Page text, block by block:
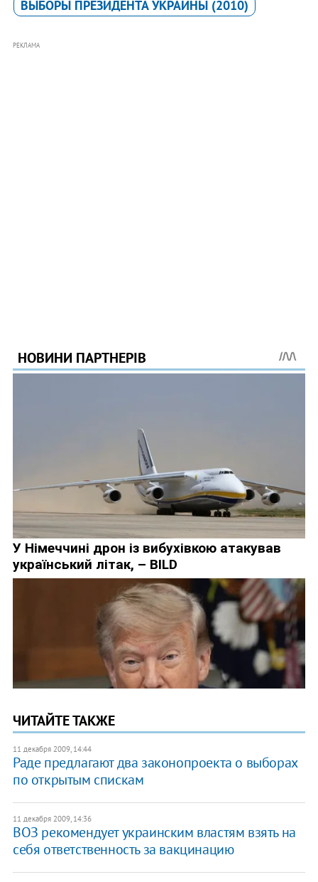
ВЫБОРЫ ПРЕЗИДЕНТА УКРАИНЫ (2010)
РЕКЛАМА
ЧИТАЙТЕ ТАКЖЕ
11 декабря 2009, 14:44
Раде предлагают два законопроекта о выборах
по открытым спискам
11 декабря 2009, 14:36
ВОЗ рекомендует украинским властям взять на
себя ответственность за вакцинацию